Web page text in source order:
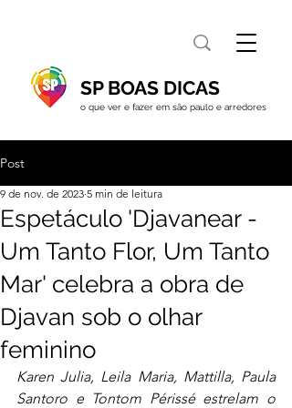
SP BOAS DICAS
o que ver e fazer em são paulo e arredores
Post
Espetáculo 'Djavanear -
Um Tanto Flor, Um Tanto
Mar' celebra a obra de
Djavan sob o olhar
feminino
9 de nov. de 2023 5 min de leitura
Karen Julia, Leila Maria, Mattilla, Paula
Santoro e Tontom Périssé estrelam o